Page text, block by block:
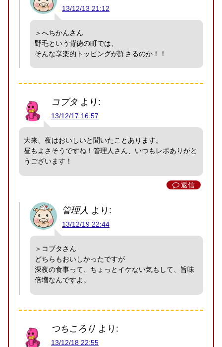
13/12/13 21:12
＞へちかんさん
野毛という背徳の町では、
そんな享楽的トッピングが許さるのか！！
コブタ より:
13/12/17 16:57
大来、夜はおいしいと聞いたことあります。
昼もよさそうですね！管理人さん、いつもレポありがと
うございます！
返信
管理人 より:
13/12/19 22:44
＞コブタさん
どちらもおいしかったですが
深夜の食事って、ちょっとイケない気もして、旨味
倍増なんですよ。
つちころり より:
13/12/18 22:55